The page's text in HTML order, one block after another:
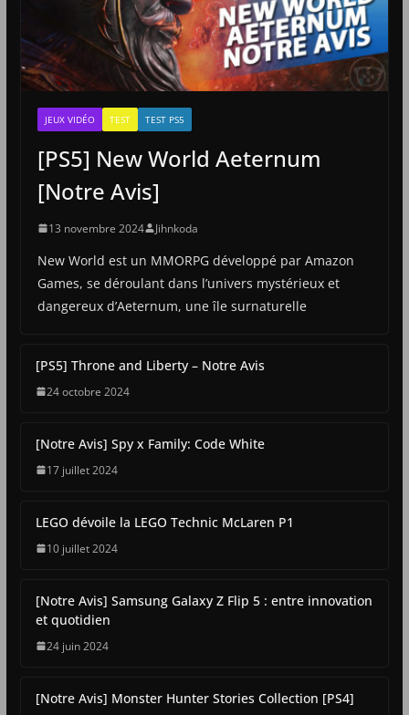
JEUX VIDÉO TEST TEST PS5
[PS5] New World Aeternum
[Notre Avis]
13 novembre 2024 Jihnkoda
New World est un MMORPG développé par Amazon
Games, se déroulant dans l’univers mystérieux et
dangereux d’Aeternum, une île surnaturelle
[PS5] Throne and Liberty – Notre Avis
24 octobre 2024
[Notre Avis] Spy x Family: Code White
17 juillet 2024
LEGO dévoile la LEGO Technic McLaren P1
10 juillet 2024
[Notre Avis] Samsung Galaxy Z Flip 5 : entre innovation
et quotidien
24 juin 2024
[Notre Avis] Monster Hunter Stories Collection [PS4]